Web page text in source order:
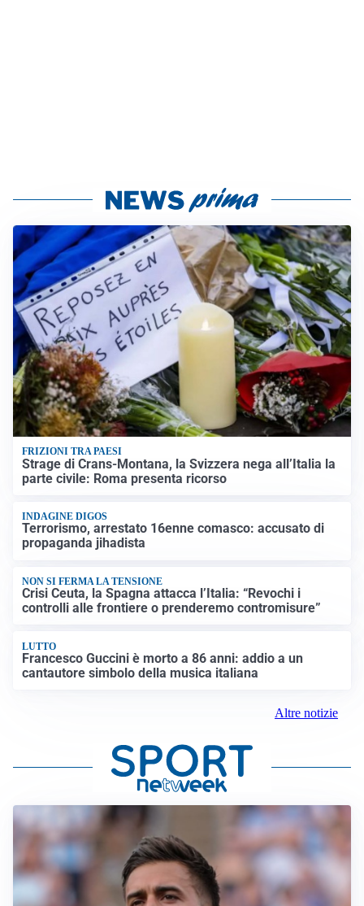
FRIZIONI TRA PAESI
Strage di Crans-Montana, la Svizzera nega all’Italia la
parte civile: Roma presenta ricorso
INDAGINE DIGOS
Terrorismo, arrestato 16enne comasco: accusato di
propaganda jihadista
NON SI FERMA LA TENSIONE
Crisi Ceuta, la Spagna attacca l’Italia: “Revochi i
controlli alle frontiere o prenderemo contromisure”
LUTTO
Francesco Guccini è morto a 86 anni: addio a un
cantautore simbolo della musica italiana
Altre notizie